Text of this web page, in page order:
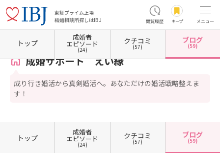
東証プライム上場
結婚相談所探しはIBJ
閲覧履歴 キープ メニュー
ホーム 茨城県の結婚相談所 茨城県つくば市 成婚サポート えい縁 カウンセラーブ
成婚サポート えい縁
成り行き婚活から真剣婚活へ。あなただけの婚活戦略整えま
す！
トップ
成婚者
エピソード
(24)
クチコミ
(57)
ブログ
(59)
トップ
成婚者
エピソード
(24)
クチコミ
(57)
ブログ
(59)